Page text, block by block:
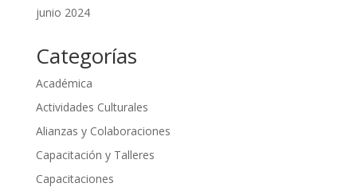
junio 2024
Categorías
Académica
Actividades Culturales
Alianzas y Colaboraciones
Capacitación y Talleres
Capacitaciones